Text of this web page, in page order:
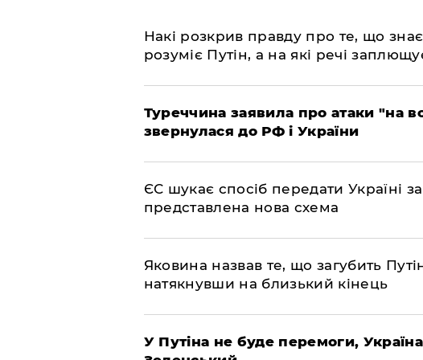
Накі розкрив правду про те, що
розуміє Путін, а на які речі
Туреччина заявила про атаки "на
звернулася до РФ і України
ЄС шукає спосіб передати Україні
представлена ​​нова схема
Яковина назвав те, що загубить
натякнувши на близький кінець
У Путіна не буде перемоги,